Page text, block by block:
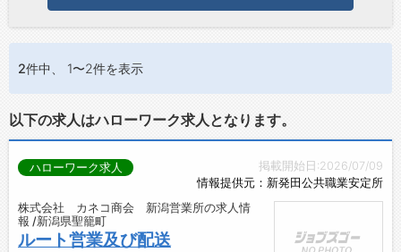
2件中、 1〜2件を表示
以下の求人はハローワーク求人となります。
掲載開始日:2026/07/09
情報提供元：新発田公共職業安定所
ハローワーク求人
株式会社 カネコ商会 新潟営業所の求人情
報 /新潟県聖籠町
ルート営業及び配送